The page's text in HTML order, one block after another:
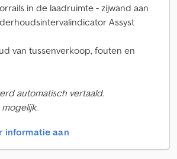
in de laadruimte - zijwand aan
Assyst
van tussenverkoop, fouten en
automatisch vertaald.
informatie aan